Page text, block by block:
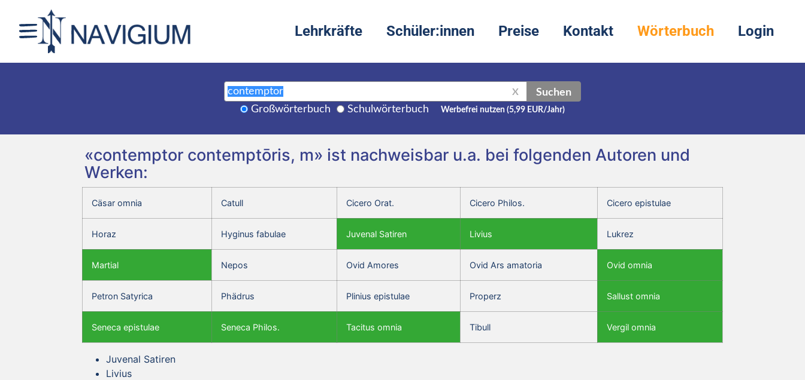
Lehrkräfte Schüler:innen Preise Kontakt Wörterbuch Login
X Suchen
Großwörterbuch Schulwörterbuch Werbefrei nutzen (5,99 EUR/Jahr)
«contemptor contemptōris, m» ist nachweisbar u.a. bei folgenden Autoren und
Werken:
Cäsar omnia Catull Cicero Orat. Cicero Philos. Cicero epistulae
Horaz Hyginus fabulae Juvenal Satiren Livius Lukrez
Martial Nepos Ovid Amores Ovid Ars amatoria Ovid omnia
Petron Satyrica Phädrus Plinius epistulae Properz Sallust omnia
Seneca epistulae Seneca Philos. Tacitus omnia Tibull Vergil omnia
Juvenal Satiren
Livius